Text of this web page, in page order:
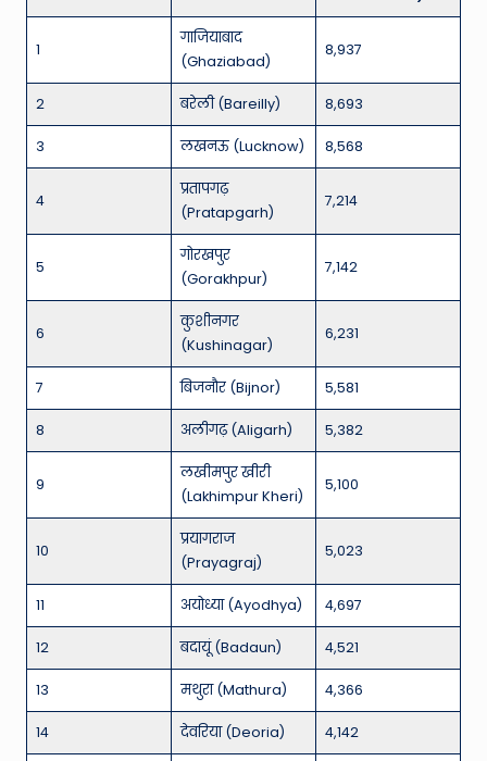
1
गाजियाबाद
(Ghaziabad)
8,937
2 बरेली (Bareilly) 8,693
3 लखनऊ (Lucknow) 8,568
4
प्रतापगढ़
(Pratapgarh)
7,214
5
गोरखपुर
(Gorakhpur)
7,142
6
कुशीनगर
(Kushinagar)
6,231
7 बिजनौर (Bijnor) 5,581
8 अलीगढ़ (Aligarh) 5,382
9
लखीमपुर खीरी
(Lakhimpur Kheri)
5,100
10
प्रयागराज
(Prayagraj)
5,023
11 अयोध्या (Ayodhya) 4,697
12 बदायूं (Badaun) 4,521
13 मथुरा (Mathura) 4,366
14 देवरिया (Deoria) 4,142